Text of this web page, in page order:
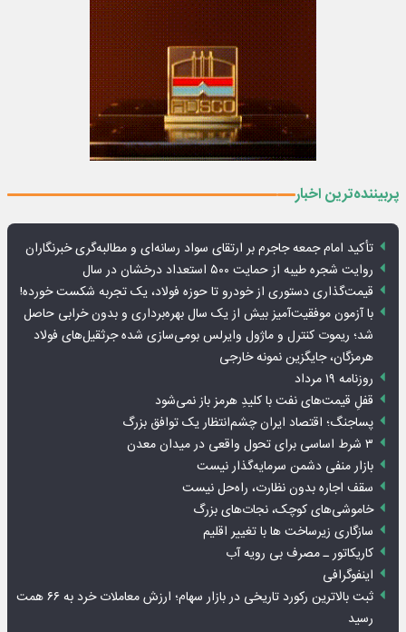
پربیننده‌ترین اخبار
تأکید امام جمعه جاجرم بر ارتقای سواد رسانه‌ای و مطالبه‌گری خبرنگاران
روایت شجره طیبه از حمایت ۵۰۰ استعداد درخشان در سال
قیمت‌گذاری دستوری از خودرو تا حوزه فولاد، یک تجربه شکست خورده!
با آزمون موفقیت‌آمیز بیش از یک سال بهره‌برداری و بدون خرابی حاصل
شد؛ ریموت کنترل و ماژول وایرلس بومی‌سازی شده جرثقیل‌های فولاد
هرمزگان، جایگزین نمونه خارجی
روزنامه ۱۹ مرداد
قفلِ قیمت‌های نفت با کلیدِ هرمز باز نمی‌شود
پساجنگ؛ اقتصاد ایران چشم‌انتظار یک توافق بزرگ
۳ شرط اساسی برای تحول واقعی در میدان معدن
بازار منفی دشمن سرمایه‌گذار نیست
سقف اجاره بدون نظارت، راه‌حل نیست
خاموشی‌های کوچک، نجات‌های بزرگ
سازگاری زیرساخت ها با تغییر اقلیم
کاریکاتور ـ مصرف بی رویه آب
اینفوگرافی
ثبت بالاترین رکورد تاریخی در بازار سهام؛ ارزش معاملات خرد به ۶۶ همت
رسید